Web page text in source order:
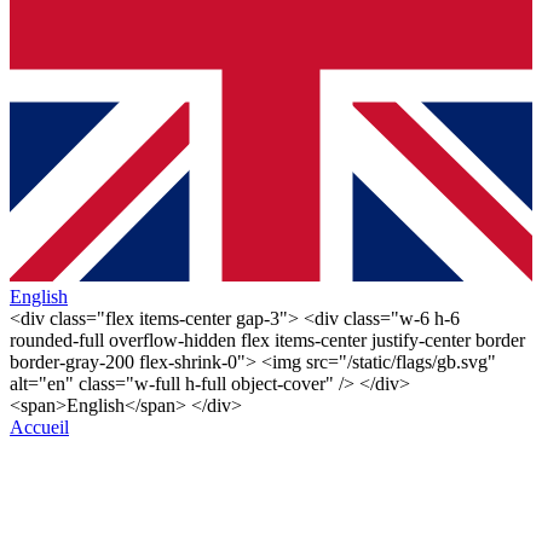
English
<div class="flex items-center gap-3"> <div class="w-6 h-6
rounded-full overflow-hidden flex items-center justify-center border
border-gray-200 flex-shrink-0"> <img src="/static/flags/gb.svg"
alt="en" class="w-full h-full object-cover" /> </div>
<span>English</span> </div>
Accueil